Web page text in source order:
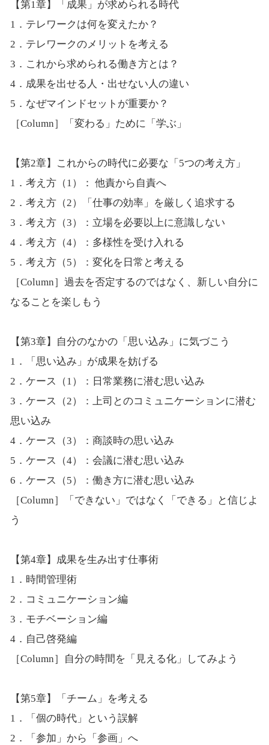
【第1章】「成果」が求められる時代
1．テレワークは何を変えたか？
2．テレワークのメリットを考える
3．これから求められる働き方とは？
4．成果を出せる人・出せない人の違い
5．なぜマインドセットが重要か？
［Column］「変わる」ために「学ぶ」
【第2章】これからの時代に必要な「5つの考え方」
1．考え方（1）： 他責から自責へ
2．考え方（2）「仕事の効率」を厳しく追求する
3．考え方（3）：立場を必要以上に意識しない
4．考え方（4）：多様性を受け入れる
5．考え方（5）：変化を日常と考える
［Column］過去を否定するのではなく、新しい自分に
なることを楽しもう
【第3章】自分のなかの「思い込み」に気づこう
1．「思い込み」が成果を妨げる
2．ケース（1）：日常業務に潜む思い込み
3．ケース（2）：上司とのコミュニケーションに潜む
思い込み
4．ケース（3）：商談時の思い込み
5．ケース（4）：会議に潜む思い込み
6．ケース（5）：働き方に潜む思い込み
［Column］「できない」ではなく「できる」と信じよ
う
【第4章】成果を生み出す仕事術
1．時間管理術
2．コミュニケーション編
3．モチベーション編
4．自己啓発編
［Column］自分の時間を「見える化」してみよう
【第5章】「チーム」を考える
1．「個の時代」という誤解
2．「参加」から「参画」へ